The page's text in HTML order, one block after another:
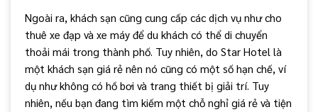
Ngoài ra, khách sạn cũng cung cấp các dịch vụ như cho
thuê xe đạp và xe máy để du khách có thể di chuyển
thoải mái trong thành phố. Tuy nhiên, do Star Hotel là
một khách sạn giá rẻ nên nó cũng có một số hạn chế, ví
dụ như không có hồ bơi và trang thiết bị giải trí. Tuy
nhiên, nếu bạn đang tìm kiếm một chỗ nghỉ giá rẻ và tiện